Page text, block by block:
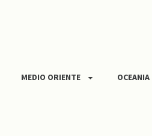
MEDIO ORIENTE OCEANIA